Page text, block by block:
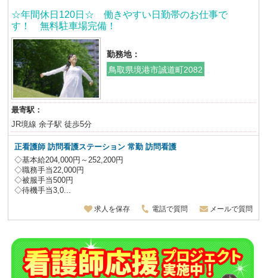
☆年間休日120日☆ 働きやすい日勤帯のお仕事で
す！ 無料駐車場完備！
勤務地：
鳥取県境港市誠道町2082
最寄駅：
JR境線 余子駅 徒歩5分
正看護師 訪問看護ステーション 常勤 訪問看護
◇基本給204,000円～252,200円
◇職務手当22,000円
◇被服手当500円
◇待機手当3,0...
求人を保存 電話で質問 メールで質問